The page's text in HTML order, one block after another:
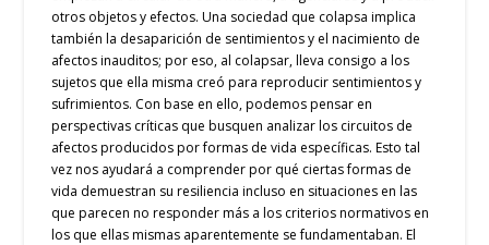
otros objetos y efectos.Una sociedad que colapsa implica
también la desaparición de sentimientos y el nacimiento de
afectos inauditos; por eso, al colapsar, lleva consigo a los
sujetos que ella misma creópara reproducir sentimientos y
sufrimientos. Con base en ello, podemos pensar en
perspectivas críticas que busquen analizar los circuitos de
afectos producidos por formas de vida específicas. Esto tal
vez nos ayudará a comprender por qué ciertas formas de
vida demuestran su resiliencia incluso en situaciones en las
que parecen no responder más a los criterios normativos en
los que ellas mismas aparentemente se fundamentaban. El